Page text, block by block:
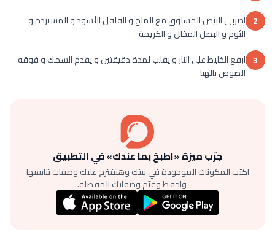
2 اضربى البيض المسلوق مع الملح و الفلفل الأسود و المستردة و
الثوم و البصل المخلل و الكريمة
3 ارفع الخليط على النار و يقلب لمدة دقيقتين و يقدم السمك و فوقه
الصوص بالهنا
جرّب ميزة «اطبخ بما عندك» في التطبيق
اكتب المكونات الموجودة في بيتك وهنقترح عليك وصفات تناسبها
— واحفظ وقيّم وصفاتك المفضلة.